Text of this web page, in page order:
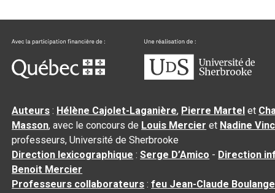
Auteurs : Hélène Cajolet-Laganière, Pierre Martel et
Masson, avec le concours de Louis Mercier et Nadine
professeurs, Université de Sherbrooke
Direction lexicographique :Serge D’Amico - Direction
Benoit Mercier
Professeurs collaborateurs :feu Jean-Claude